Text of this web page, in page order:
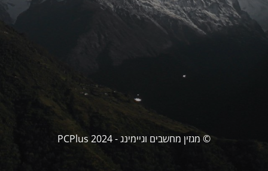
© מגזין מחשבים וגיימינג - PCPlus 2024